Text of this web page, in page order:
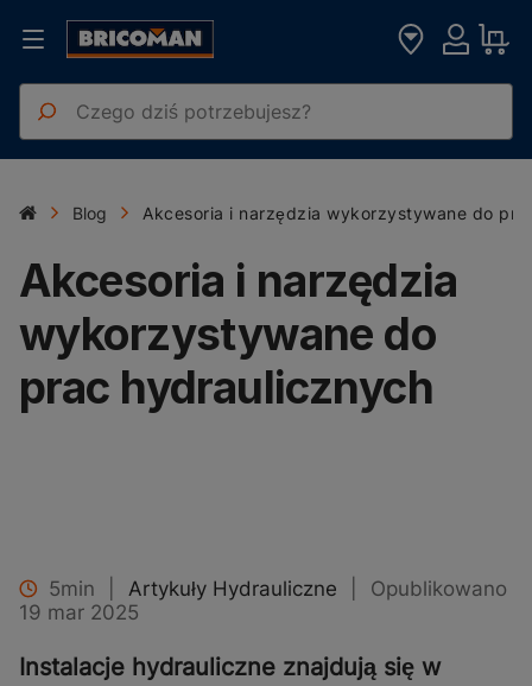
Blog Akcesoria i narzędzia wykorzystywane do
Akcesoria i narzędzia
wykorzystywane do
prac hydraulicznych
5min Artykuły Hydrauliczne
Opublikowano
19 mar 2025
Instalacje hydrauliczne znajdują się w